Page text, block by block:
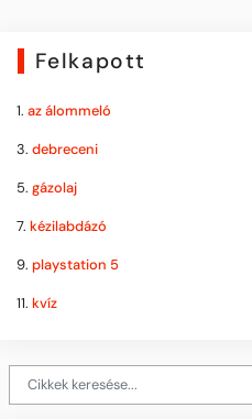
Felkapott
1. az álommeló
3. debreceni
5. gázolaj
7. kézilabdázó
9. playstation 5
11. kvíz